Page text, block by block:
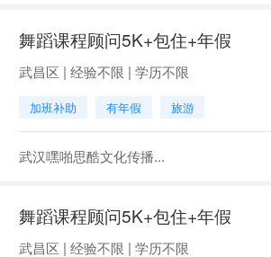
舞蹈课程顾问5K+包住+年假
武昌区 | 经验不限 | 学历不限
加班补助 有年假 旅游
武汉嘿啪思酷文化传播...
舞蹈课程顾问5K+包住+年假
武昌区 | 经验不限 | 学历不限